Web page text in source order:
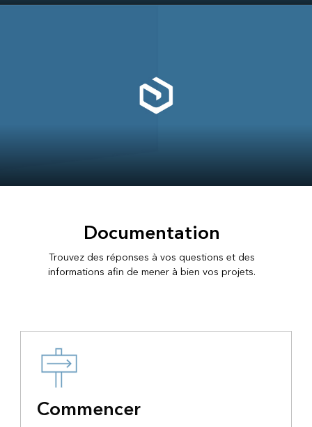
Documentation
Trouvez des réponses à vos questions et des
informations afin de mener à bien vos projets.
Commencer